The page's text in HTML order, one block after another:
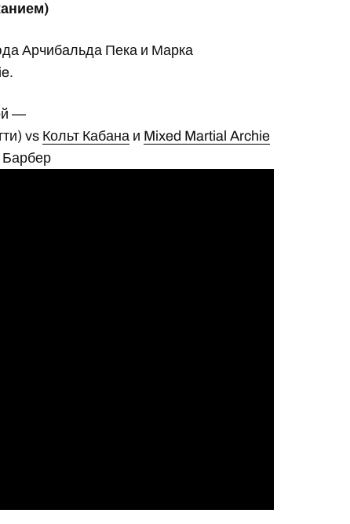
Арчибальда Пека и Марка
—
vs Кольт Кабана и Mixed Martial Archie
Барбер